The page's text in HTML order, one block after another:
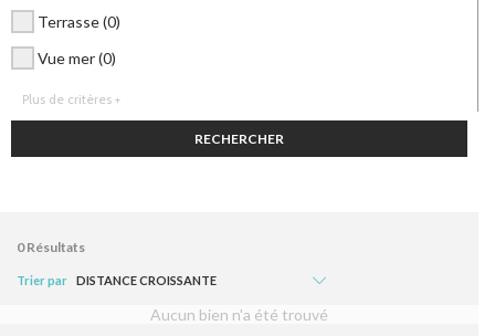
Terrasse (0)
Vue mer (0)
Plus de critères +
RECHERCHER
0Résultats
Trier par
Aucun bien n'a été trouvé